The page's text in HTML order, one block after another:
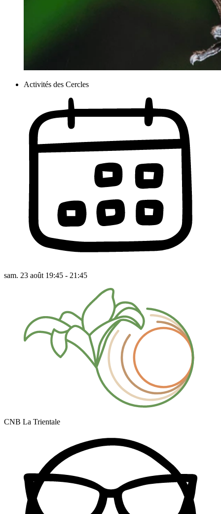
Activités des Cercles
sam. 23 août 19:45 - 21:45
CNB La Trientale